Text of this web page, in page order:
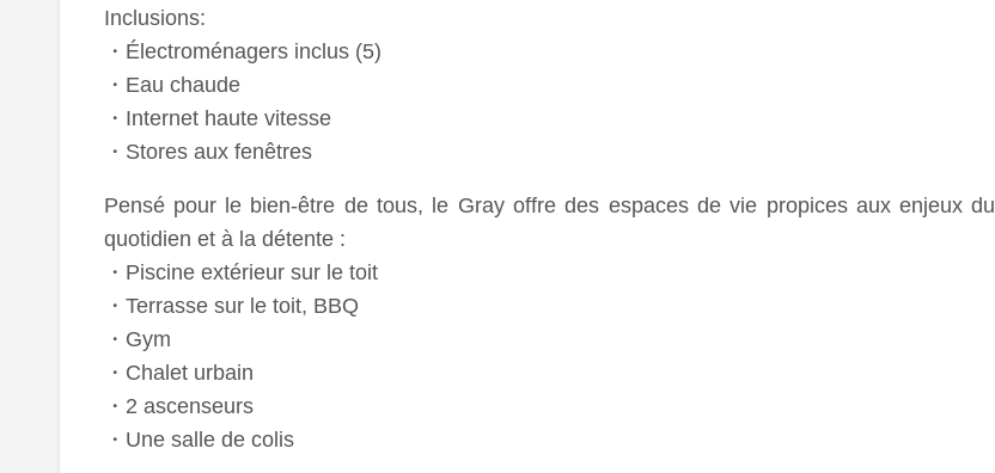
Inclusions:
・Électroménagers inclus (5)
・Eau chaude
・Internet haute vitesse
・Stores aux fenêtres
Pensé pour le bien-être de tous, le Gray offre des espaces de vie propices aux enjeux du
quotidien et à la détente :
・Piscine extérieur sur le toit
・Terrasse sur le toit, BBQ
・Gym
・Chalet urbain
・2 ascenseurs
・Une salle de colis